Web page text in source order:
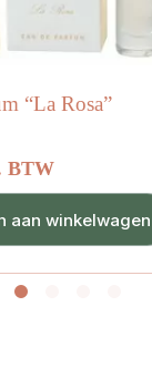
“La Rosa”
BTW
aan winkelwagen